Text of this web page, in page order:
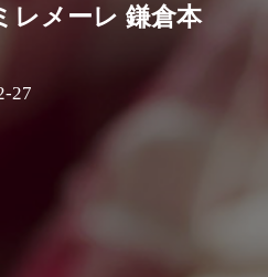
レメーレ 鎌倉本
27